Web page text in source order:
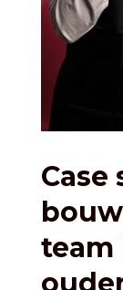
Case
team